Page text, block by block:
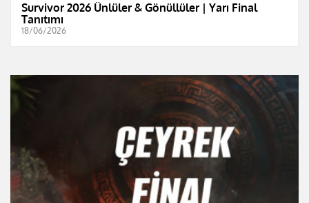
Survivor 2026 Ünlüler & Gönüllüler | Yarı Final
Tanıtımı
18/06/2026